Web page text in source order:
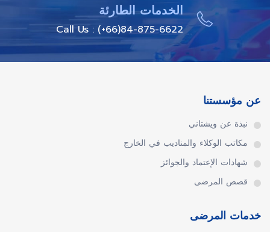
الخدمات الطارئة
Call Us : (+66)84-875-6622
عن مؤسستنا
نبذة عن ويشتاني
مكاتب الوكلاء والمناديب في الخارج
شهادات الإعتماد والجوائز
قصص المرضى
خدمات المرضى